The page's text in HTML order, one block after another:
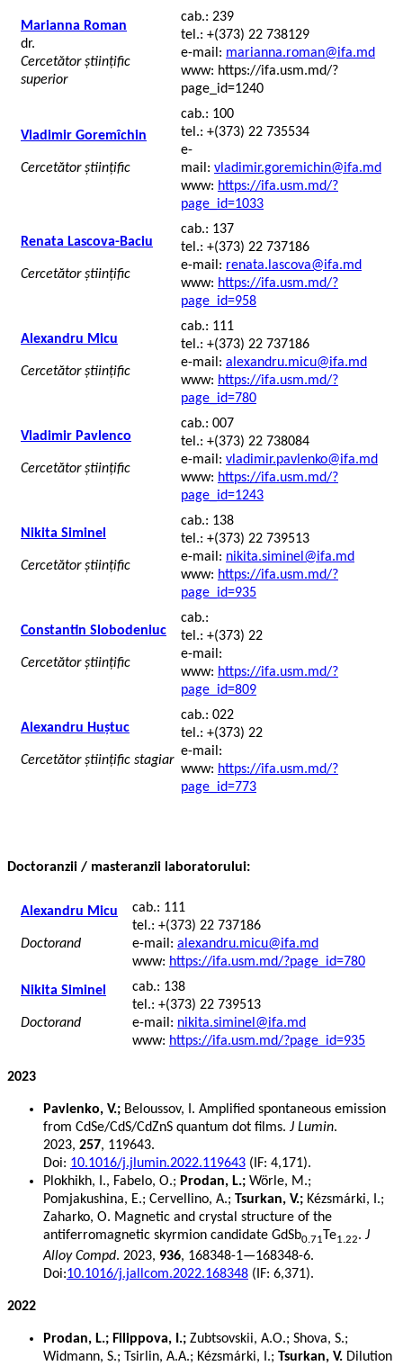
Marianna Roman
dr.
Cercetător științific
superior
cab.: 239
tel.: +(373) 22 738129
e-mail: marianna.roman@ifa.md
www: https://ifa.usm.md/?
page_id=1240
Vladimir Goremîchin
Cercetător științific
cab.: 100
tel.: +(373) 22 735534
e-
mail: vladimir.goremichin@ifa.md
www: https://ifa.usm.md/?
page_id=1033
Renata Lascova-Baciu
Cercetător științific
cab.: 137
tel.: +(373) 22 737186
e-mail: renata.lascova@ifa.md
www: https://ifa.usm.md/?
page_id=958
Alexandru Micu
Cercetător științific
cab.: 111
tel.: +(373) 22 737186
e-mail: alexandru.micu@ifa.md
www: https://ifa.usm.md/?
page_id=780
Vladimir Pavlenco
Cercetător științific
cab.: 007
tel.: +(373) 22 738084
e-mail: vladimir.pavlenko@ifa.md
www: https://ifa.usm.md/?
page_id=1243
Nikita Siminel
Cercetător științific
cab.: 138
tel.: +(373) 22 739513
e-mail: nikita.siminel@ifa.md
www: https://ifa.usm.md/?
page_id=935
Constantin Slobodeniuc
Cercetător științific
cab.:
tel.: +(373) 22
e-mail:
www: https://ifa.usm.md/?
page_id=809
Alexandru Huștuc
Cercetător științific stagiar
cab.: 022
tel.: +(373) 22
e-mail:
www: https://ifa.usm.md/?
page_id=773
Doctoranzii / masteranzii laboratorului:
Alexandru Micu
Doctorand
cab.: 111
tel.: +(373) 22 737186
e-mail: alexandru.micu@ifa.md
www: https://ifa.usm.md/?page_id=780
Nikita Siminel
Doctorand
cab.: 138
tel.: +(373) 22 739513
e-mail: nikita.siminel@ifa.md
www: https://ifa.usm.md/?page_id=935
2023
Pavlenko, V.; Beloussov, I. Amplified spontaneous emission
from CdSe/CdS/CdZnS quantum dot films. J Lumin.
2023, 257, 119643.
Doi: 10.1016/j.jlumin.2022.119643 (IF: 4,171).
Plokhikh, I., Fabelo, O.; Prodan, L.; Wörle, M.;
Pomjakushina, E.; Cervellino, A.; Tsurkan, V.; Kézsmárki, I.;
Zaharko, O. Magnetic and crystal structure of the
antiferromagnetic skyrmion candidate GdSb0.71Te1.22. J
Alloy Compd. 2023, 936, 168348-1—168348-6.
Doi:10.1016/j.jallcom.2022.168348 (IF: 6,371).
2022
Prodan, L.; Filippova, I.; Zubtsovskii, A.O.; Shova, S.;
Widmann, S.; Tsirlin, A.A.; Kézsmárki, I.; Tsurkan, V. Dilution